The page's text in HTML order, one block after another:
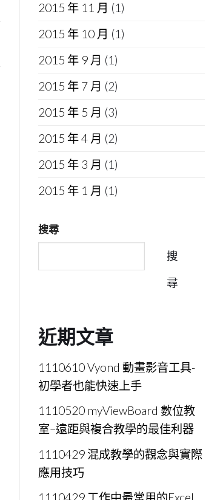
2015 年 11 月 (1)
2015 年 10 月 (1)
2015 年 9 月 (1)
2015 年 7 月 (2)
2015 年 5 月 (3)
2015 年 4 月 (2)
2015 年 3 月 (1)
2015 年 1 月 (1)
搜尋
搜
尋
近期文章
1110610 Vyond 動畫影音工具-
初學者也能快速上手
1110520 myViewBoard 數位教
室–遠距與複合教學的最佳利器
1110429 混成教學的觀念與實際
應用技巧